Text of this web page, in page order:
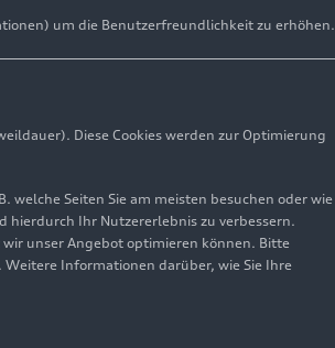
zur BarrierefreiheitKontakt
um die Benutzerfreundlichkeit zu erhöhen.
Diese Cookies werden zur Optimierung
Seiten Sie am meisten besuchen oder wie
hierdurch Ihr Nutzererlebnis zu verbessern.
unser Angebot optimieren können. Bitte
Informationen darüber, wie Sie Ihre